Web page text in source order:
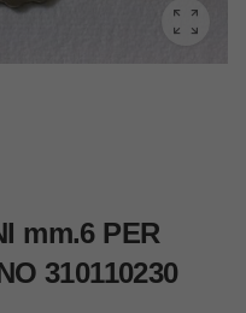
mm.6 PER
310110230